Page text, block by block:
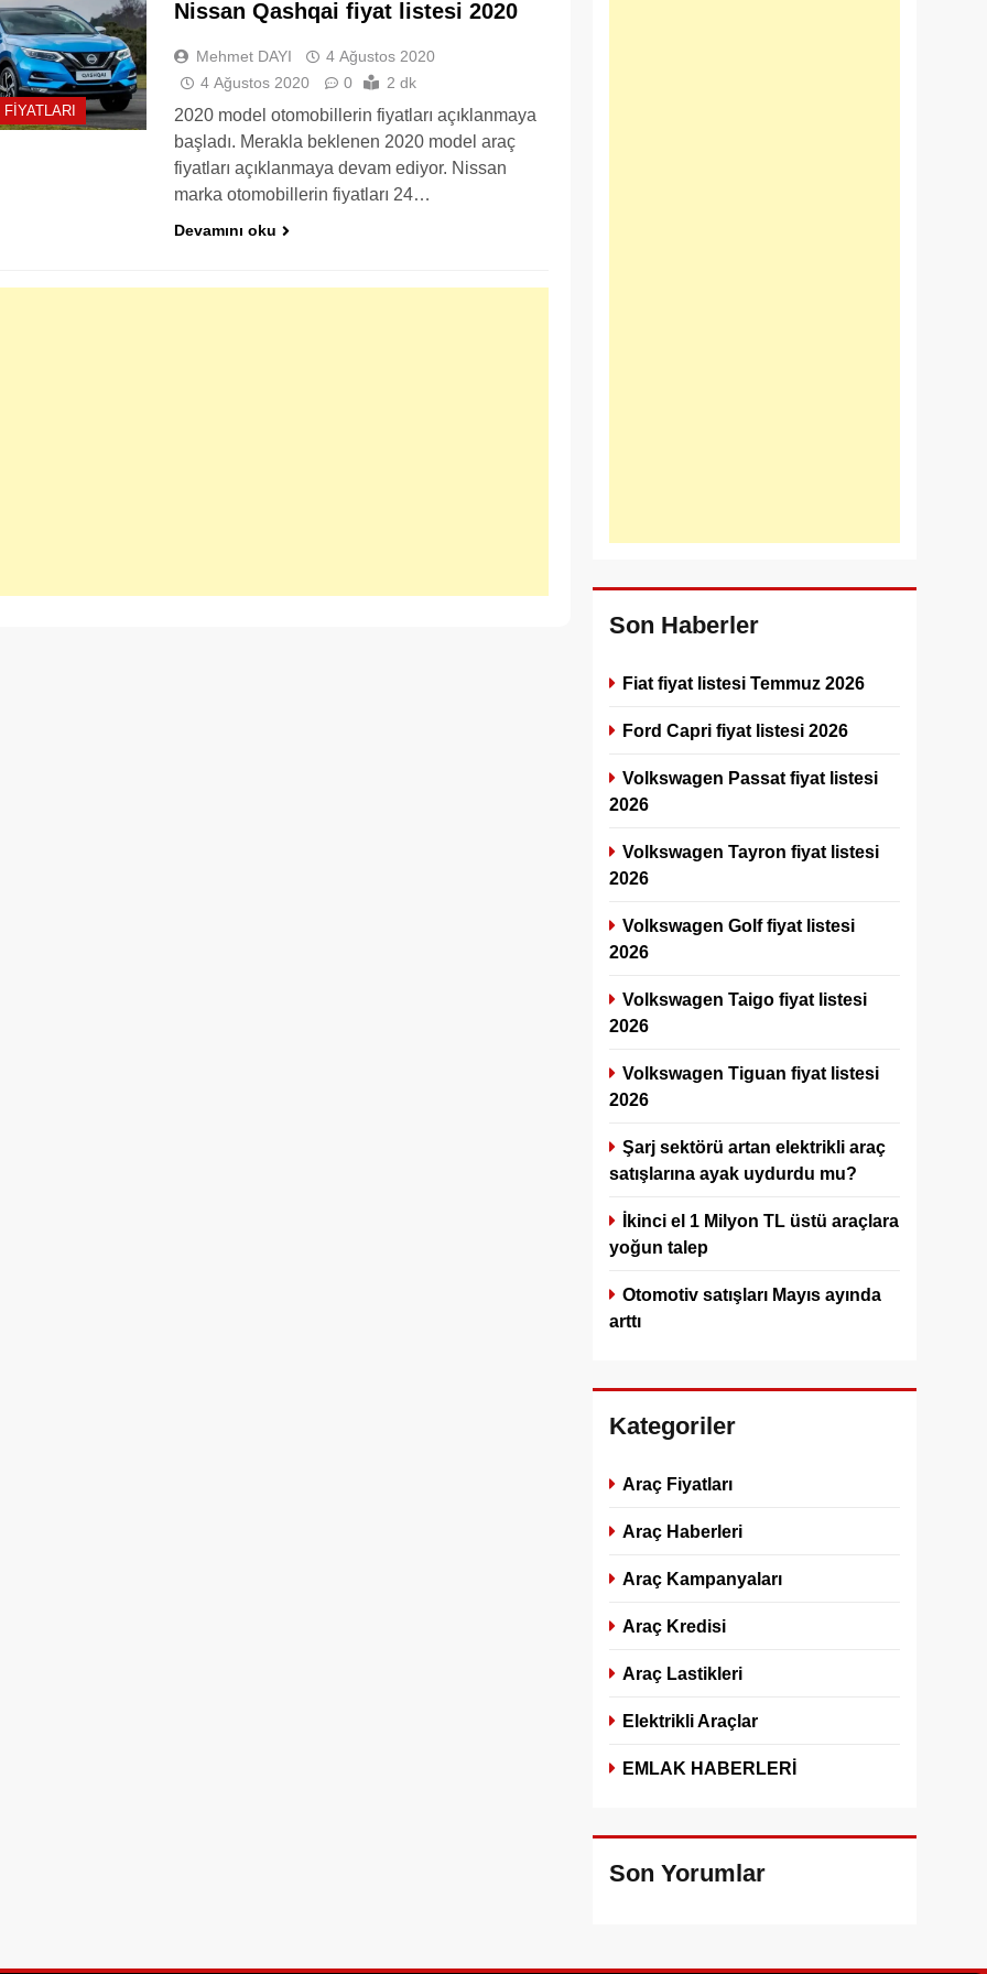
Nissan Qashqai fiyat listesi 2020
Mehmet DAYI
4 Ağustos 2020
4 Ağustos 2020
0 2 dk
2020 model otomobillerin fiyatları açıklanmaya
başladı. Merakla beklenen 2020 model araç
fiyatları açıklanmaya devam ediyor. Nissan
marka otomobillerin fiyatları 24…
Devamını oku
Son Haberler
Fiat fiyat listesi Temmuz 2026
Ford Capri fiyat listesi 2026
Volkswagen Passat fiyat listesi
2026
Volkswagen Tayron fiyat listesi
2026
Volkswagen Golf fiyat listesi
2026
Volkswagen Taigo fiyat listesi
2026
Volkswagen Tiguan fiyat listesi
2026
Şarj sektörü artan elektrikli araç
satışlarına ayak uydurdu mu?
İkinci el 1 Milyon TL üstü araçlara
yoğun talep
Otomotiv satışları Mayıs ayında
arttı
Kategoriler
Araç Fiyatları
Araç Haberleri
Araç Kampanyaları
Araç Kredisi
Araç Lastikleri
Elektrikli Araçlar
EMLAK HABERLERİ
Son Yorumlar